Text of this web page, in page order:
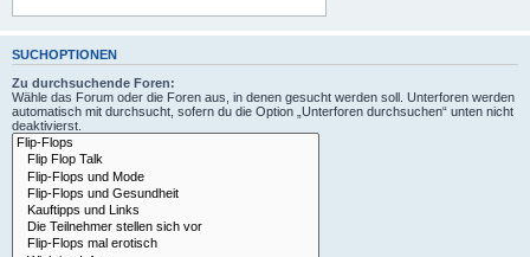
SUCHOPTIONEN
Zu durchsuchende Foren:
Wähle das Forum oder die Foren aus, in denen gesucht werden soll. Unterforen werden
automatisch mit durchsucht, sofern du die Option „Unterforen durchsuchen“ unten nicht
deaktivierst.